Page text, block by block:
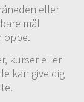
eller
mål
oppe.
kurser eller
kan give dig